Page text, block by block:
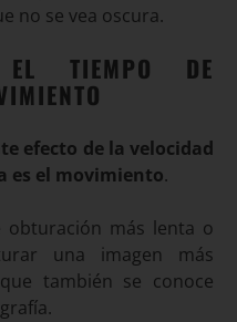
no se vea oscura.
EL TIEMPO DE
efecto de la velocidad
es el movimiento.
obturación más lenta o
una imagen más
también se conoce